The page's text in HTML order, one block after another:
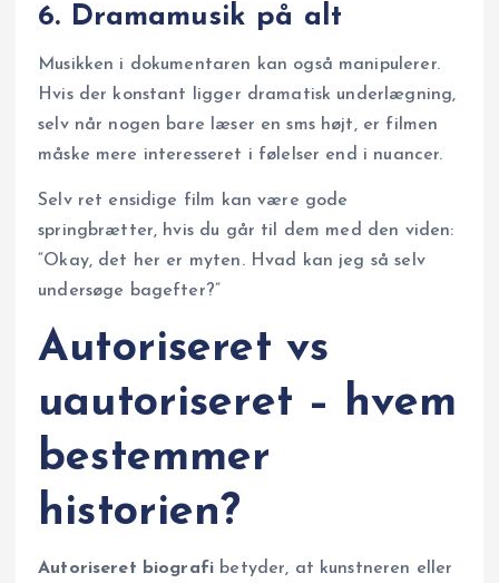
6. Dramamusik på alt
Musikken i dokumentaren kan også manipulerer.
Hvis der konstant ligger dramatisk underlægning,
selv når nogen bare læser en sms højt, er filmen
måske mere interesseret i følelser end i nuancer.
Selv ret ensidige film kan være gode
springbrætter, hvis du går til dem med den viden:
“Okay, det her er myten. Hvad kan jeg så selv
undersøge bagefter?”
Autoriseret vs
uautoriseret – hvem
bestemmer
historien?
Autoriseret biografi betyder, at kunstneren eller